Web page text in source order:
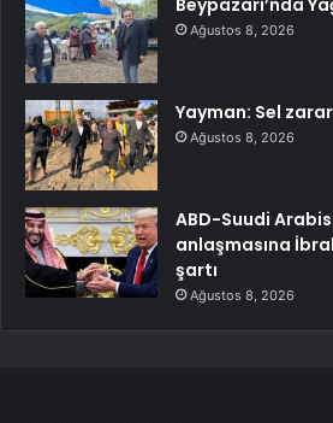
Ağustos 8, 2026
Yayman: Sel
Ağustos 8, 2026
ABD-Suudi
anlaşmasına
şartı
Ağustos 8, 2026